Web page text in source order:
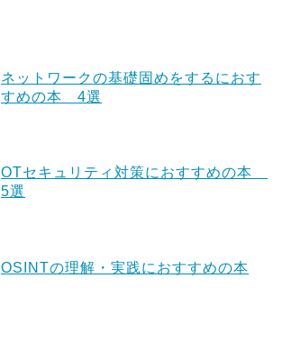
ネットワークの基礎固めをするにおす
すめの本 4選
OTセキュリティ対策におすすめの本
5選
OSINTの理解・実践におすすめの本